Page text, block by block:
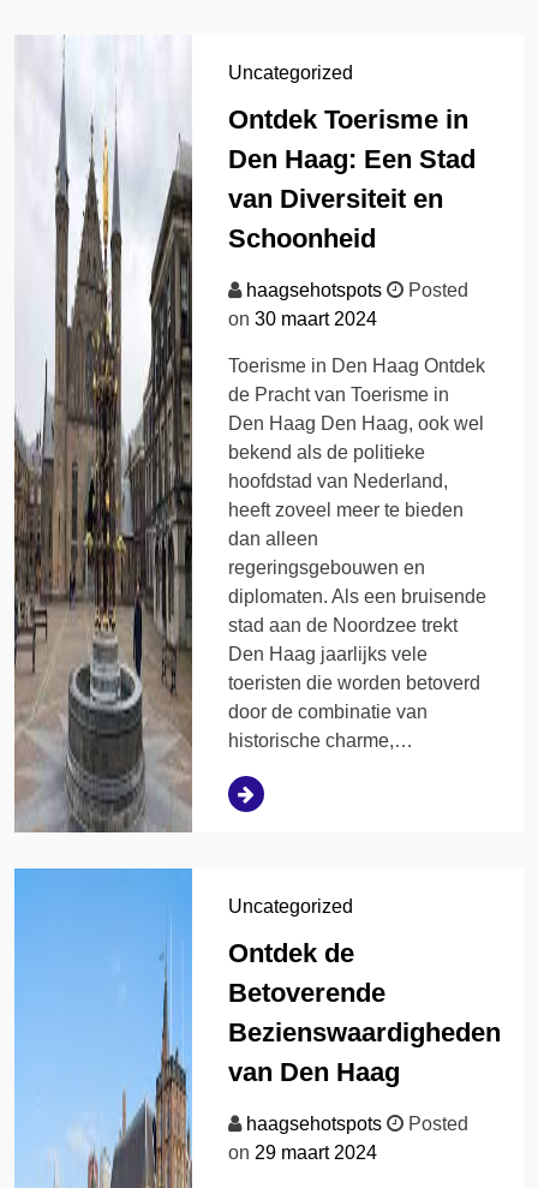
Uncategorized
Ontdek Toerisme in
Den Haag: Een Stad
van Diversiteit en
Schoonheid
haagsehotspots
Posted
on30 maart 2024
Toerisme in Den Haag Ontdek
de Pracht van Toerisme in
Den Haag Den Haag, ook wel
bekend als de politieke
hoofdstad van Nederland,
heeft zoveel meer te bieden
dan alleen
regeringsgebouwen en
diplomaten. Als een bruisende
stad aan de Noordzee trekt
Den Haag jaarlijks vele
toeristen die worden betoverd
door de combinatie van
historische charme,…
Uncategorized
Ontdek de
Betoverende
Bezienswaardigheden
van Den Haag
haagsehotspots
Posted
on29 maart 2024